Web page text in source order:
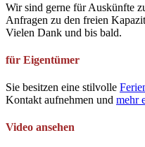
Wir sind gerne für Auskünfte
Anfragen zu den freien
Vielen Dank und bis bald.
für Eigentümer
Sie besitzen eine stilvolle
Kontakt aufnehmen und mehr
Video ansehen